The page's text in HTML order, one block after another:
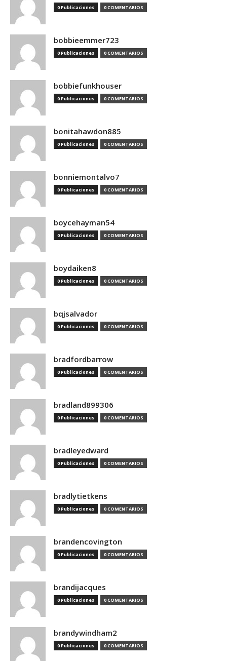
0 Publicaciones 0 COMENTARIOS
bobbieemmer723
0 Publicaciones 0 COMENTARIOS
bobbiefunkhouser
0 Publicaciones 0 COMENTARIOS
bonitahawdon885
0 Publicaciones 0 COMENTARIOS
bonniemontalvo7
0 Publicaciones 0 COMENTARIOS
boycehayman54
0 Publicaciones 0 COMENTARIOS
boydaiken8
0 Publicaciones 0 COMENTARIOS
bqjsalvador
0 Publicaciones 0 COMENTARIOS
bradfordbarrow
0 Publicaciones 0 COMENTARIOS
bradland899306
0 Publicaciones 0 COMENTARIOS
bradleyedward
0 Publicaciones 0 COMENTARIOS
bradlytietkens
0 Publicaciones 0 COMENTARIOS
brandencovington
0 Publicaciones 0 COMENTARIOS
brandijacques
0 Publicaciones 0 COMENTARIOS
brandywindham2
0 Publicaciones 0 COMENTARIOS